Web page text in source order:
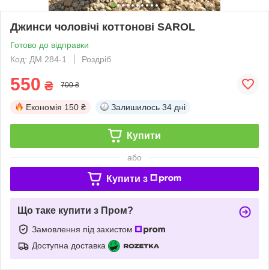
Джинси чоловічі коттонові SAROL
Готово до відправки
Код: ДМ 284-1
Роздріб
550 ₴ 700 ₴
Економія 150 ₴ Залишилось 34 дні
Купити
або
Купити з
Що таке купити з Пром?
Замовлення під захистом
Доступна доставка